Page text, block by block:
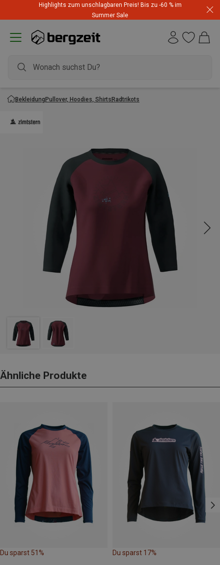
Highlights zum unschlagbaren Preis! Bis zu -60 % im
Summer Sale
BekleidungPullover, Hoodies, ShirtsRadtrikots
Ähnliche Produkte
Du sparst 51% Du sparst 17%